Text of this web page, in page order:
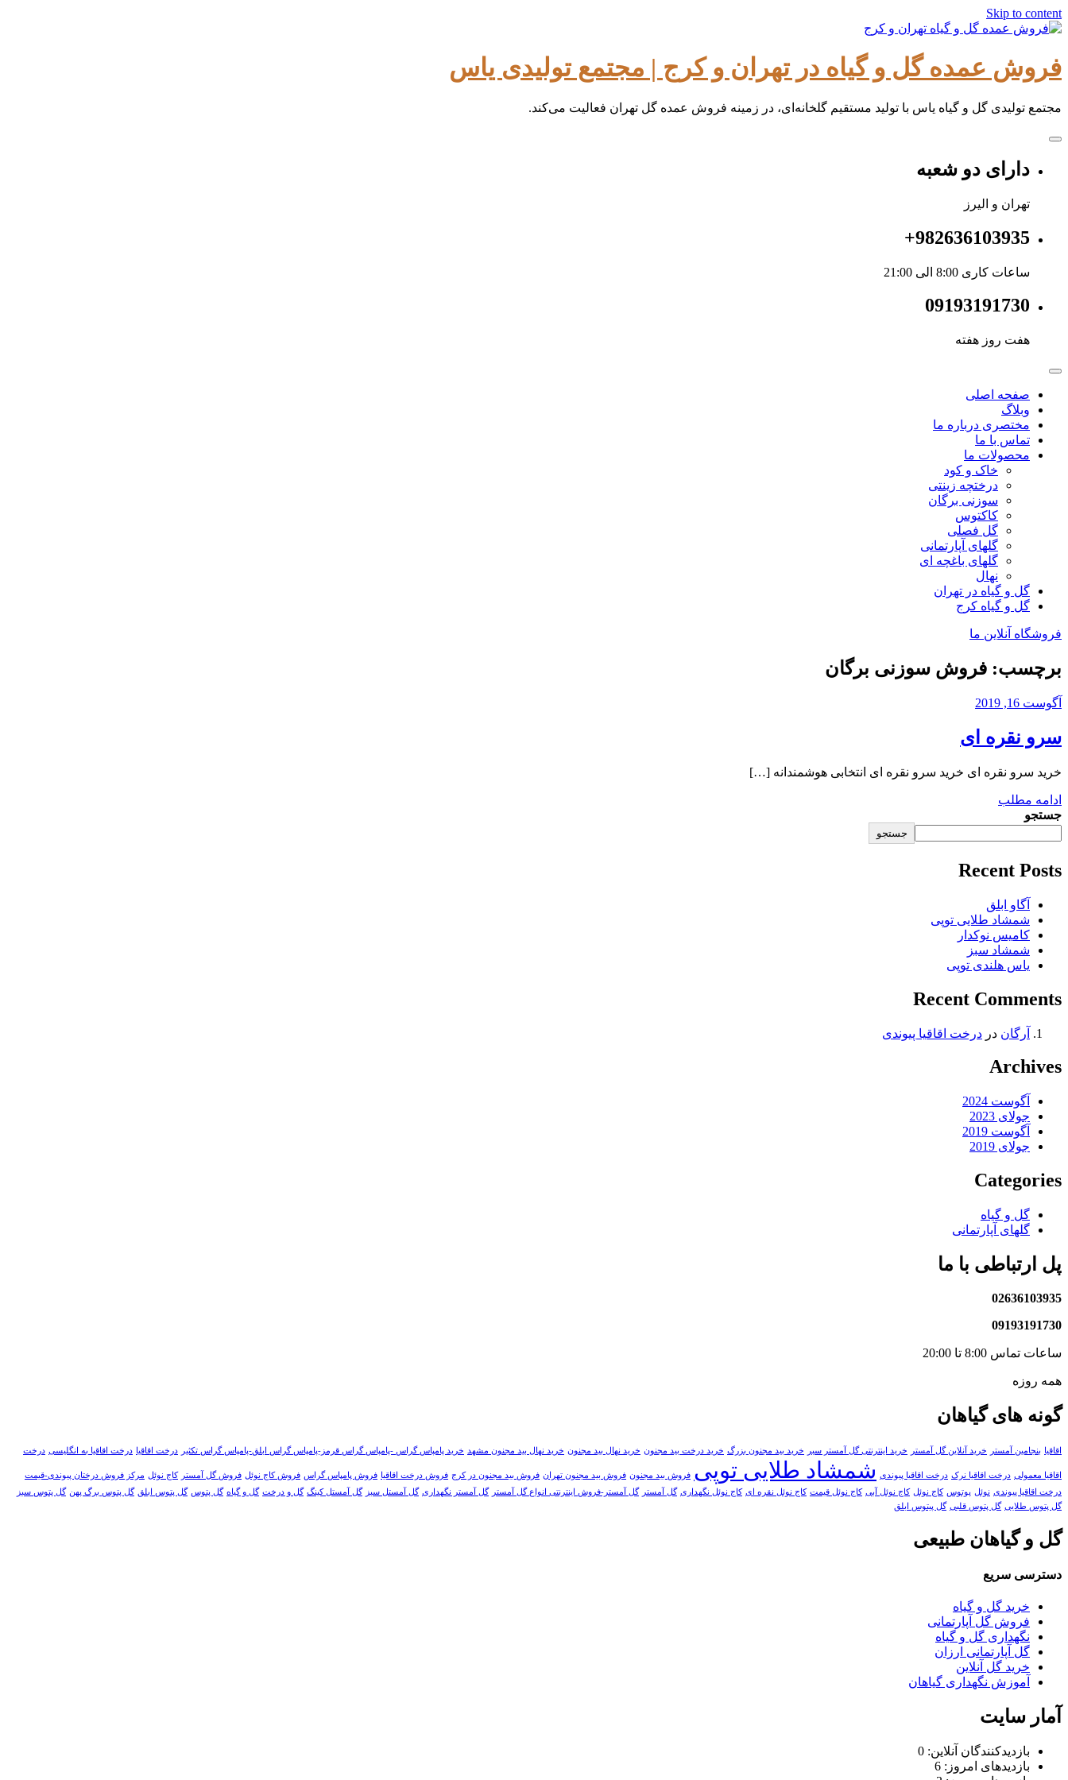
Skip to content
فروش عمده گل و گیاه در تهران و کرج | مجتمع تولیدی یاس
مجتمع تولیدی گل و گیاه یاس با تولید مستقیم گلخانه‌ای، در زمینه فروش عمده گل تهران فعالیت می‌کند.
دارای دو شعبه
تهران و الیرز
982636103935+
ساعات کاری 8:00 الی 21:00
09193191730
هفت روز هفته
صفحه اصلی
وبلاگ
مختصری درباره ما
تماس با ما
محصولات ما
خاک و کود
درختچه زینتی
سوزنی برگان
کاکتوس
گل فصلی
گلهای آپارتمانی
گلهای باغچه ای
نهال
گل و گیاه در تهران
گل و گیاه کرج
فروشگاه آنلاین ما
برچسب: فروش سوزنی برگان
آگوست 16, 2019
سرو نقره ای
خرید سرو نقره ای خرید سرو نقره ای انتخابی هوشمندانه […]
ادامه مطلب
جستجو
جستجو
Recent Posts
آگاو ابلق
شمشاد طلایی توپی
کامیس نوکدار
شمشاد سبز
یاس هلندی توپی
Recent Comments
آرگان در درخت اقاقیا پیوندی
Archives
آگوست 2024
جولای 2023
آگوست 2019
جولای 2019
Categories
گل و گیاه
گلهای آپارتمانی
پل ارتباطی با ما
02636103935
09193191730
ساعات تماس 8:00 تا 20:00
همه روزه
گونه های گیاهان
اقاقیا بنجامین آمستر خرید آنلاین گل آمستر خرید اینترنتی گل آمستر سبر خرید بید مجنون بزرگ خرید درخت بید مجنون خرید نهال بید مجنون خرید نهال بید مجنون مشهد خرید پامپاس گراس -پامپاس گراس قرمز-پامپاس گراس ابلق-پامپاس گراس تکثیر درخت اقاقیا درخت اقاقیا به انگلیسی درخت
اقاقیا معمولی درخت اقاقیا نرک درخت اقاقیا پیوندی شمشاد طلایی توپی فروش بید مجنون فروش بید مجنون تهران فروش بید مجنون در کرج فروش درخت اقاقیا فروش پامپاس گراس فروش کاج نوئل فروش گل آمستر كاج نوئل مرکز فروش درختان پیوندی-قیمت
درخت اقاقیا پیوندی نوئل پوتوس کاج نوئل کاج نوئل آبی کاج نوئل قیمت کاج نوئل نقره ای کاج نوئل نگهداری گل آمستر گل آمستر-فروش اینترنتی انواع گل آمستر گل آمستر نگهداری گل آمستل سبز گل آمستل کینگ گل و درخت گل و گیاه گل پتوس گل پتوس ابلق گل پتوس برگ پهن گل پتوس سبز
گل پتوس طلایی گل پتوس قلبی گل پیتوس ابلق
گل و گیاهان طبیعی
دسترسی سریع
خرید گل و گیاه
فروش گل آپارتمانی
نگهداری گل و گیاه
گل آپارتمانی ارزان
خرید گل آنلاین
آموزش نگهداری گیاهان
آمار سایت
بازدیدکنندگان آنلاین: 0
بازدیدهای امروز: 6